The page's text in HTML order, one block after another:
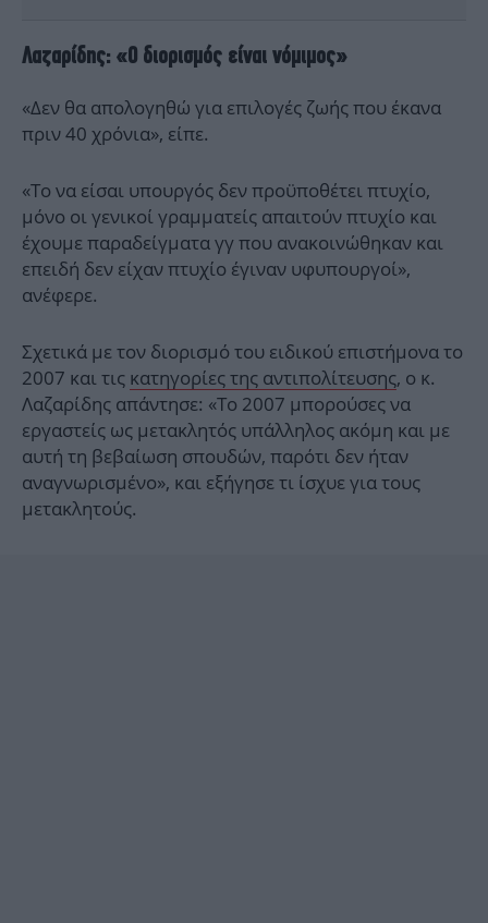
Λαζαρίδης: «Ο διορισμός είναι νόμιμος»
«Δεν θα απολογηθώ για επιλογές ζωής που έκανα
πριν 40 χρόνια», είπε.
«Το να είσαι υπουργός δεν προϋποθέτει πτυχίο,
μόνο οι γενικοί γραμματείς απαιτούν πτυχίο και
έχουμε παραδείγματα γγ που ανακοινώθηκαν και
επειδή δεν είχαν πτυχίο έγιναν υφυπουργοί»,
ανέφερε.
Σχετικά με τον διορισμό του ειδικού επιστήμονα το
2007 και τις κατηγορίες της αντιπολίτευσης, ο κ.
Λαζαρίδης απάντησε: «Το 2007 μπορούσες να
εργαστείς ως μετακλητός υπάλληλος ακόμη και με
αυτή τη βεβαίωση σπουδών, παρότι δεν ήταν
αναγνωρισμένο», και εξήγησε τι ίσχυε για τους
μετακλητούς.